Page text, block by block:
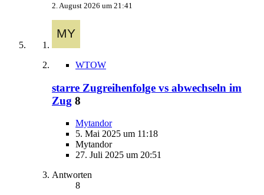
2. August 2026 um 21:41
WTOW
starre Zugreihenfolge vs abwechseln im
Zug 8
Mytandor
5. Mai 2025 um 11:18
Mytandor
27. Juli 2025 um 20:51
Antworten
8